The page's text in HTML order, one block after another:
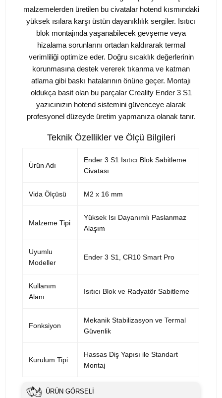
malzemelerden üretilen bu civatalar hotend kısmındaki
yüksek ısılara karşı üstün dayanıklılık sergiler. Isıtıcı
blok montajında yaşanabilecek gevşeme veya
hizalama sorunlarını ortadan kaldırarak termal
verimliliği optimize eder. Doğru sıcaklık değerlerinin
korunmasına destek vererek tıkanma ve katman
atlama gibi baskı hatalarının önüne geçer. Montajı
oldukça basit olan bu parçalar Creality Ender 3 S1
yazıcınızın hotend sistemini güvenceye alarak
profesyonel düzeyde üretim yapmanıza olanak tanır.
Teknik Özellikler ve Ölçü Bilgileri
Ürün Adı
Ender 3 S1 Isıtıcı Blok Sabitleme
Civatası
Vida Ölçüsü M2 x 16 mm
Malzeme Tipi
Yüksek Isı Dayanımlı Paslanmaz
Alaşım
Uyumlu
Modeller
Ender 3 S1, CR10 Smart Pro
Kullanım
Alanı
Isıtıcı Blok ve Radyatör Sabitleme
Fonksiyon
Mekanik Stabilizasyon ve Termal
Güvenlik
Kurulum Tipi
Hassas Diş Yapısı ile Standart
Montaj
ÜRÜN GÖRSELI